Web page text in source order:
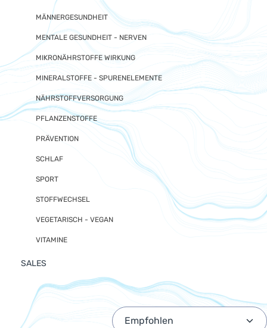
MÄNNERGESUNDHEIT
MENTALE GESUNDHEIT - NERVEN
MIKRONÄHRSTOFFE WIRKUNG
MINERALSTOFFE - SPURENELEMENTE
NÄHRSTOFFVERSORGUNG
PFLANZENSTOFFE
PRÄVENTION
SCHLAF
SPORT
STOFFWECHSEL
VEGETARISCH - VEGAN
VITAMINE
SALES